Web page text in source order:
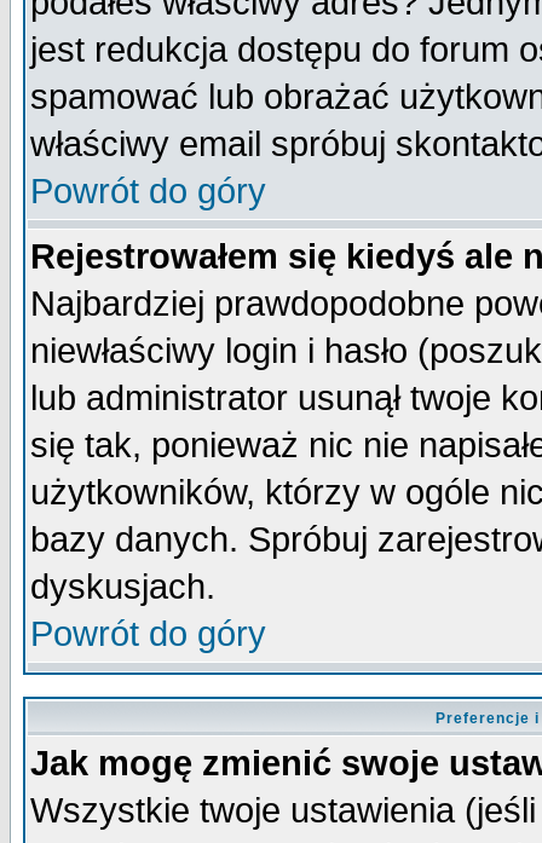
jest redukcja dostępu do forum
spamować lub obrażać
właściwy email spróbuj
Powrót do góry
Rejestrowałem się kiedyś ale
Najbardziej prawdopodobne
niewłaściwy login i hasło
lub administrator usunął twoje
się tak, ponieważ nic nie
użytkowników, którzy w ogóle
bazy danych. Spróbuj
dyskusjach.
Powrót do góry
Preferencje
Jak mogę zmienić swoje
Wszystkie twoje ustawienia